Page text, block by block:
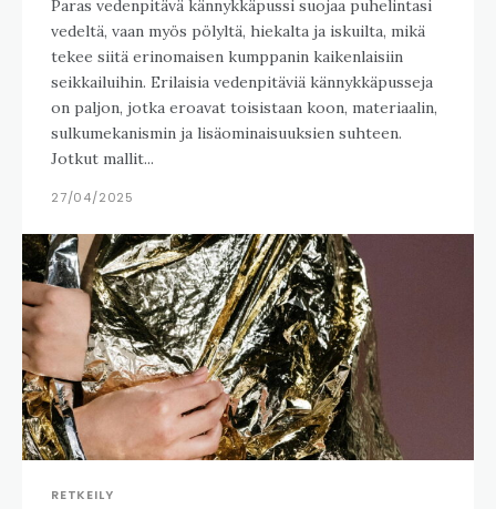
Paras vedenpitävä kännykkäpussi suojaa puhelintasi
vedeltä, vaan myös pölyltä, hiekalta ja iskuilta, mikä
tekee siitä erinomaisen kumppanin kaikenlaisiin
seikkailuihin. Erilaisia vedenpitäviä kännykkäpusseja
on paljon, jotka eroavat toisistaan koon, materiaalin,
sulkumekanismin ja lisäominaisuuksien suhteen.
Jotkut mallit...
27/04/2025
RETKEILY